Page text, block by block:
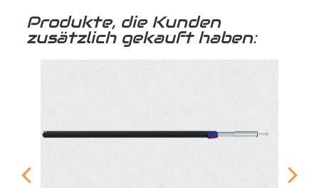
Produkte, die Kunden
zusätzlich gekauft haben: